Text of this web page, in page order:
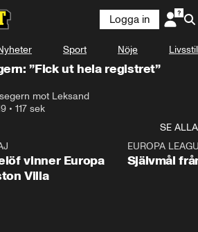
Logga in
Sport Nöje Livsstil
”Fick ut hela registret”
mot Leksand
• 117 sek
SE ALLA
vinner Europa
Villa
EUROPA
Självmål